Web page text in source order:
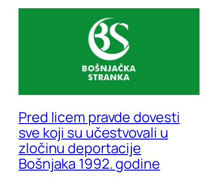
Pred licem pravde dovesti
sve koji su učestvovali u
zločinu deportacije
Bošnjaka 1992. godine